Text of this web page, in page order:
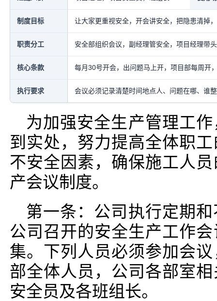
制度目标 让大家更重视安全，开会讲安全，把隐患清掉
职责分工 安全部组织会议，副经理管安全，项目经理带
核心条款 每月30号开会，出问题马上开，项目部每周开
执行要求 会议必须记录清楚时间地点人、问题在哪、谁
为加强安全生产管理工
到实处，努力提高全体职
不安全因素，确保施工人
产会议制度。
第一条：公司执行定期
公司召开的安全生产工作
集。下列人员必须参加会
部全体人员，公司各部室
安全员及各班组长。